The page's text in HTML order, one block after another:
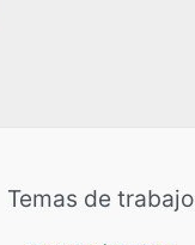
Temas de trabajo